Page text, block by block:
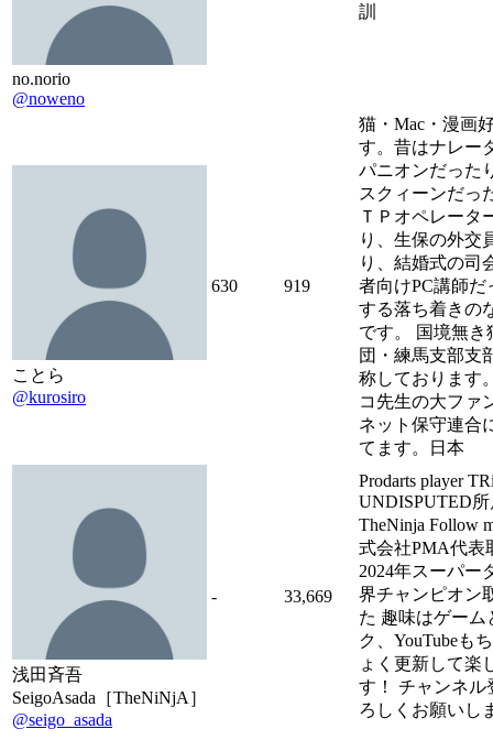
no.norio
@noweno
訓
ことら
@kurosiro
630 919
猫・Mac・漫画
す。昔はナレー
パニオンだった
スクィーンだっ
ＴＰオペレータ
り、生保の外交
り、結婚式の司
者向けPC講師だ
する落ち着きの
です。 国境無き
団・練馬支部支
称しております
コ先生の大ファ
ネット保守連合
てます。日本
浅田斉吾
SeigoAsada［TheNiNjA］
@seigo_asada
- 33,669
Prodarts player
UNDISPUTED所
TheNinja Follow
式会社PMA代表
2024年スーパー
界チャンピオン
た 趣味はゲーム
ク、YouTubeも
ょく更新して楽
す！ チャンネル
ろしくお願いし